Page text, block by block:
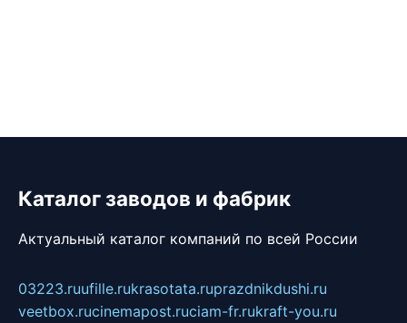
Каталог заводов и фабрик
Актуальный каталог компаний по всей России
03223.ruufille.rukrasotata.ruprazdnikdushi.ru
veetbox.rucinemapost.ruciam-fr.rukraft-you.ru